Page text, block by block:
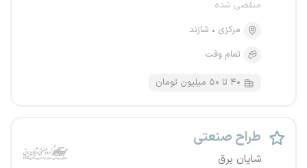
منقضی شده
مرکزی
شازند
تمام وقت
۴۰ تا ۵۰ میلیون تومان
طراح صنعتی
شایان برق